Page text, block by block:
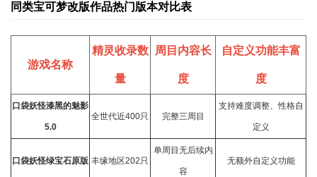
同类宝可梦改版作品热门版本对比表
游戏名称
精灵收录数
量
周目内容长
度
自定义功能丰富
度
口袋妖怪漆黑的魅影
5.0
全世代近400只 完整三周目
支持难度调整、性格自
定义
口袋妖怪绿宝石原版 丰缘地区202只
单周目无后续内
容
无额外自定义功能